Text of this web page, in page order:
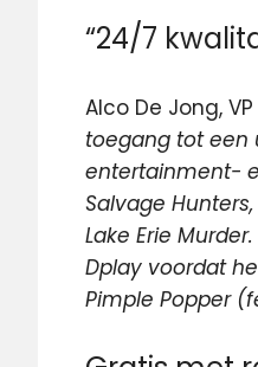
“24/7
Alco De Jong,
toegang tot een
entertainment-
Salvage
Lake Erie
Dplay voordat
Pimple Popper